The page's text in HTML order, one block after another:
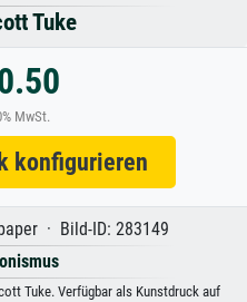
Tuke
MwSt.
· Bild-ID: 283149
Tuke. Verfügbar als Kunstdruck auf